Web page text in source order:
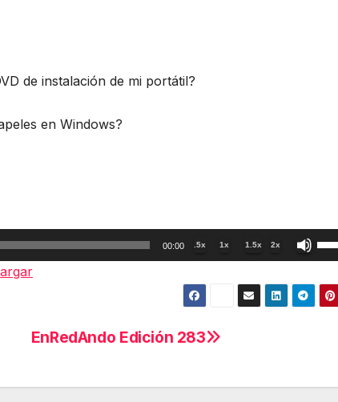
de instalación de mi portátil?
en Windows?
00:00 .5x 1x 1.5x 2x
las
de
EnRedAndo Edición 283